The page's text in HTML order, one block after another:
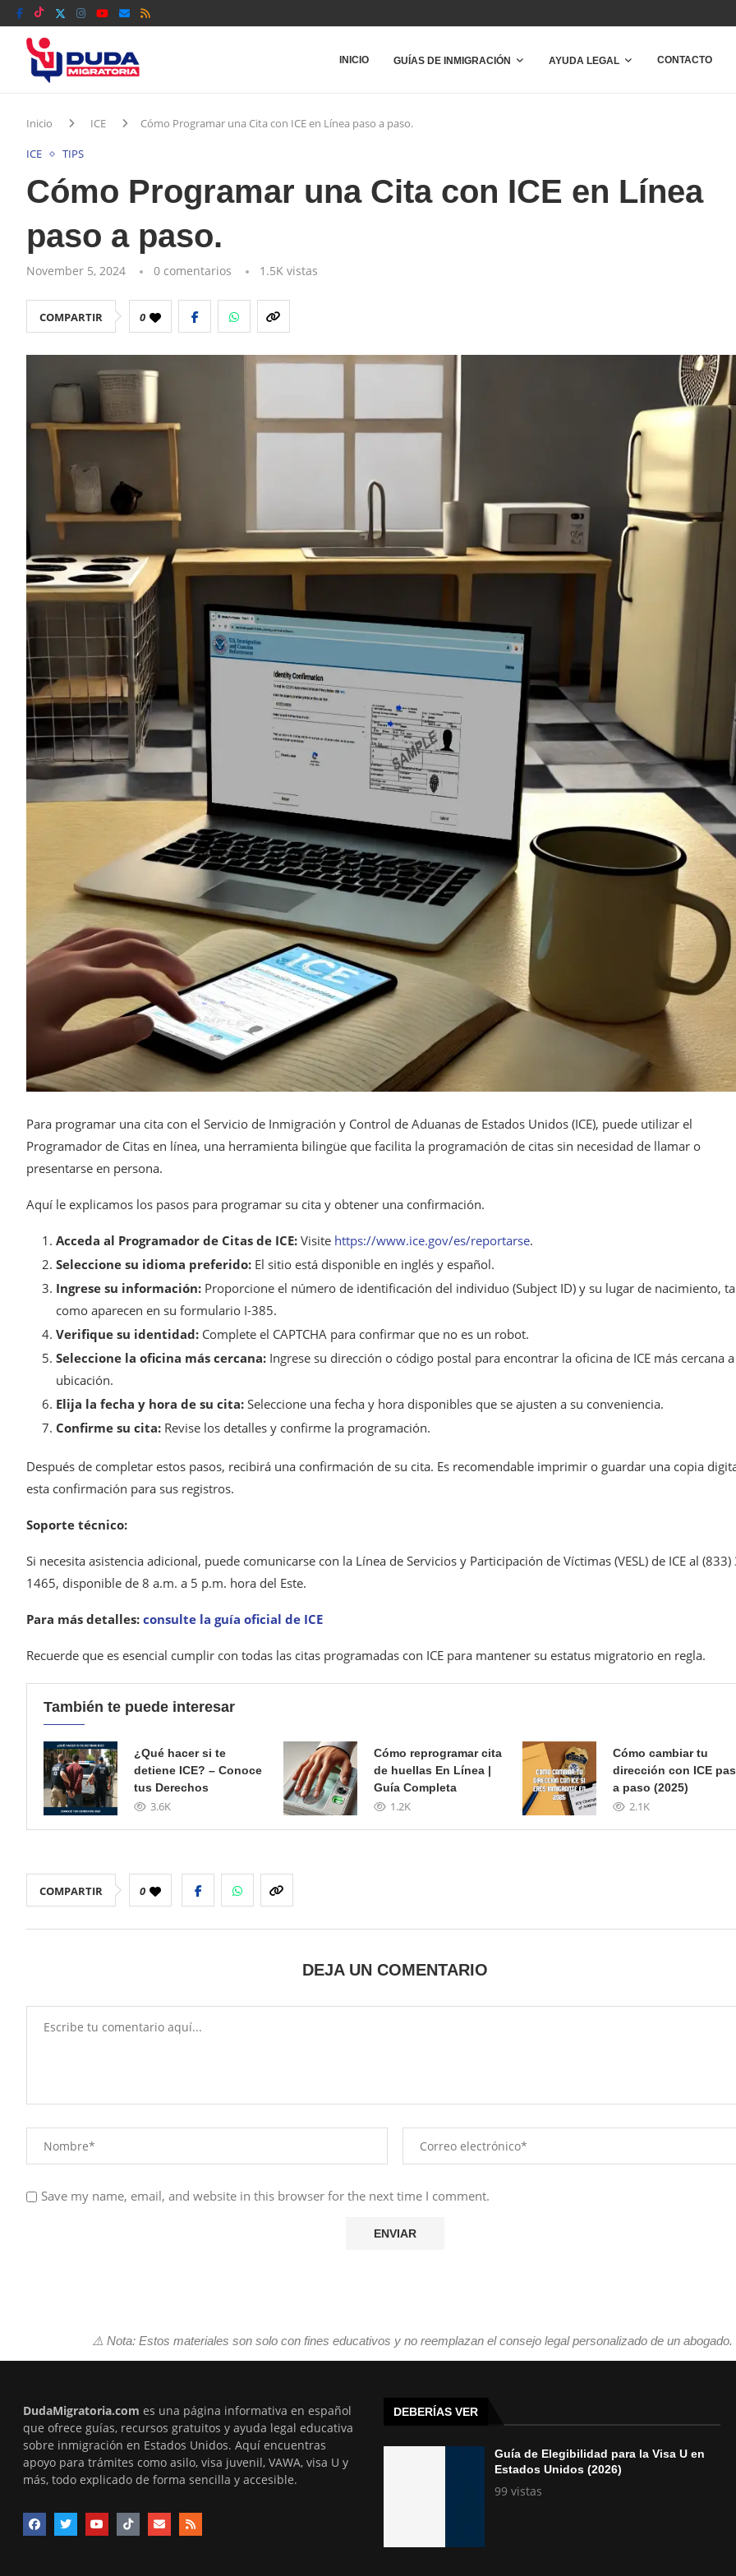
INICIO GUÍAS DE INMIGRACIÓN AYUDA LEGAL CONTACTO
Inicio ICE Cómo Programar una Cita con ICE en Línea paso a paso.
ICE TIPS
Cómo Programar una Cita con ICE en Línea
paso a paso.
November 5, 2024 0 comentarios 1.5K vistas
COMPARTIR 0
Para programar una cita con el Servicio de Inmigración y Control de Aduanas de Estados Unidos (ICE), puede utilizar el
Programador de Citas en línea, una herramienta bilingüe que facilita la programación de citas sin necesidad de llamar o
presentarse en persona.
Aquí le explicamos los pasos para programar su cita y obtener una confirmación.
Acceda al Programador de Citas de ICE: Visite https://www.ice.gov/es/reportarse.
Seleccione su idioma preferido: El sitio está disponible en inglés y español.
Ingrese su información: Proporcione el número de identificación del individuo (Subject ID) y su lugar de nacimiento,
como aparecen en su formulario I-385.
Verifique su identidad: Complete el CAPTCHA para confirmar que no es un robot.
Seleccione la oficina más cercana: Ingrese su dirección o código postal para encontrar la oficina de ICE más cercana
ubicación.
Elija la fecha y hora de su cita: Seleccione una fecha y hora disponibles que se ajusten a su conveniencia.
Confirme su cita: Revise los detalles y confirme la programación.
Después de completar estos pasos, recibirá una confirmación de su cita. Es recomendable imprimir o guardar una copia
esta confirmación para sus registros.
Soporte técnico:
Si necesita asistencia adicional, puede comunicarse con la Línea de Servicios y Participación de Víctimas (VESL) de ICE al (833)
1465, disponible de 8 a.m. a 5 p.m. hora del Este.
Para más detalles: consulte la guía oficial de ICE
Recuerde que es esencial cumplir con todas las citas programadas con ICE para mantener su estatus migratorio en regla.
También te puede interesar
¿Qué hacer si te
detiene ICE? – Conoce
tus Derechos
3.6K
Cómo reprogramar cita
de huellas En Línea |
Guía Completa
1.2K
Cómo cambiar tu
dirección con ICE
a paso (2025)
2.1K
COMPARTIR 0
DEJA UN COMENTARIO
Save my name, email, and website in this browser for the next time I comment.
⚠️ Nota: Estos materiales son solo con fines educativos y no reemplazan el consejo legal personalizado de un abogado.
DudaMigratoria.com es una página informativa en español
que ofrece guías, recursos gratuitos y ayuda legal educativa
sobre inmigración en Estados Unidos. Aquí encuentras
apoyo para trámites como asilo, visa juvenil, VAWA, visa U y
más, todo explicado de forma sencilla y accesible.
DEBERÍAS VER
Guía de Elegibilidad para la Visa U en
Estados Unidos (2026)
99 vistas